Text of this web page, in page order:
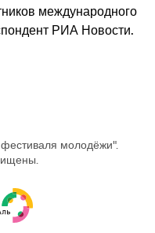
международного
РИА Новости.
молодёжи".